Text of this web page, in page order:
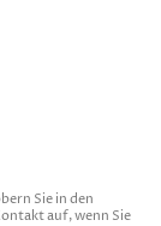
Sie in den
auf, wenn Sie